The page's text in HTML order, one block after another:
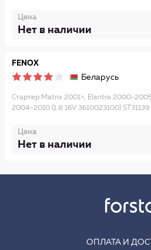
Цена
Нет в наличии
FENOX
Беларусь
Стартер Matrix 2001>, Elantra 2000-
2004-2010 (1.8 16V 3610023100) ST31139
Цена
Нет в наличии
ОПЛАТА И